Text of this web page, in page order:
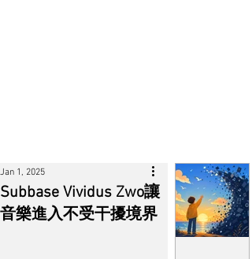
Subbase Vividus Zwo讓
音樂進入不受干擾境界
Jan 1, 2025